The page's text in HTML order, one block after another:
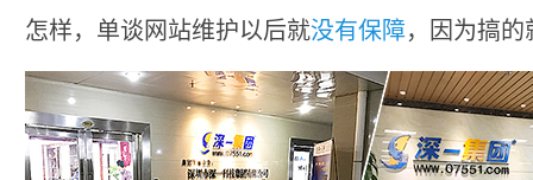
怎样，单谈网站维护以后就没有保障，因为搞